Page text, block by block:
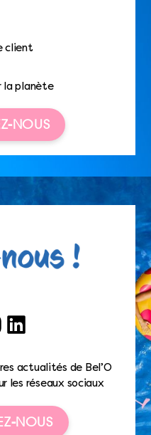
client
la planète
NOUS
LinkedIn
actualités de Bel’O
les réseaux sociaux
NOUS